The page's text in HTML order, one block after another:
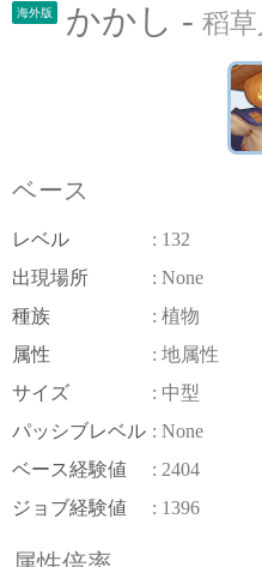
海外版 かかし - 稻草
ベース
レベル
: 132
出現場所
: None
種族
: 植物
属性
: 地属性
サイズ
: 中型
パッシブレベル : None
ベース経験値
: 2404
ジョブ経験値
: 1396